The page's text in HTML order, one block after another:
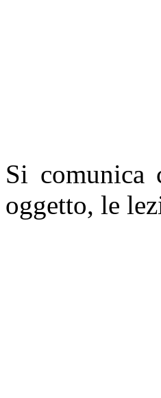
Si comunica
oggetto, le